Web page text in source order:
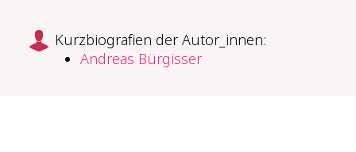
Kurzbiografien der Autor_innen:
Andreas Bürgisser